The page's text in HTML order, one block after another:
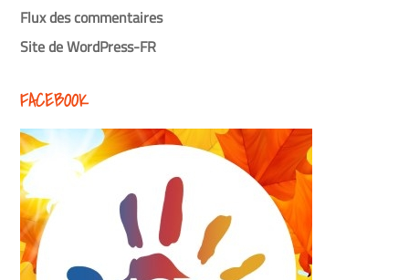
Flux des commentaires
Site de WordPress-FR
FACEBOOK